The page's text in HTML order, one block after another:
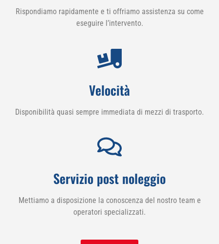
Rispondiamo rapidamente e ti offriamo assistenza su come
eseguire l’intervento.
Velocità
Disponibilità quasi sempre immediata di mezzi di trasporto.
Servizio post noleggio
Mettiamo a disposizione la conoscenza del nostro team e
operatori specializzati.